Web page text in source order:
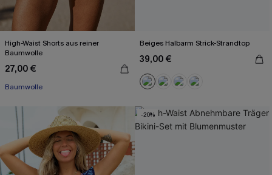
High-Waist Shorts aus reiner
Baumwolle
27,00 €
Baumwolle
Beiges Halbarm Strick-Strandtop
39,00 €
-20%